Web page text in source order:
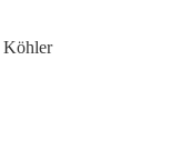
Köhler